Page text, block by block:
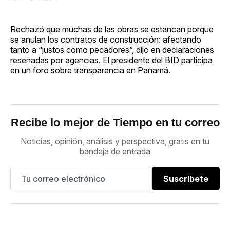
Rechazó que muchas de las obras se estancan porque
se anulan los contratos de construcción: afectando
tanto a “justos como pecadores”, dijo en declaraciones
reseñadas por agencias. El presidente del BID participa
en un foro sobre transparencia en Panamá.
Recibe lo mejor de Tiempo en tu correo
Noticias, opinión, análisis y perspectiva, gratis en tu
bandeja de entrada
Suscríbete